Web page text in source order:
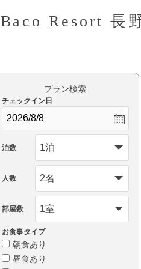
Baco Resort 長
プラン検索
チェックイン日
泊数
人数
部屋数
お食事タイプ
朝食あり
昼食あり